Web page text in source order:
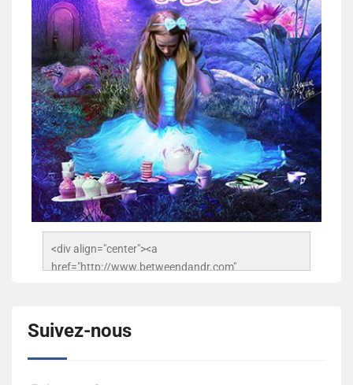
<div align="center"><a
href="http://www.betweendandr.com"
503716673157532-2788222864243652657-n.jpg"
alt="Between D&R" style="border:none;" /></a>
</div>
Suivez-nous